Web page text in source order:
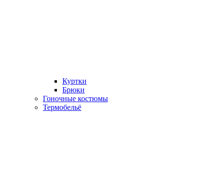
Куртки
Брюки
Гоночные костюмы
Термобельё